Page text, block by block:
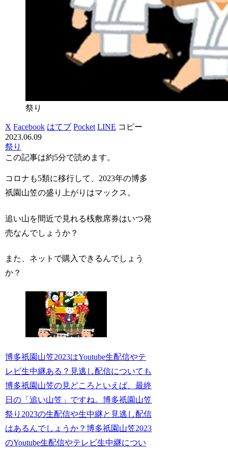
祭り
X Facebook はてブ Pocket LINE コピー
2023.06.09
祭り
この記事は約5分で読めます。
コロナも5類に移行して、2023年の博多
祇園山笠の盛り上がりはマックス。
追い山を間近で見れる桟敷席券はいつ発
売なんでしょうか？
また、ネットで購入できるんでしょう
か？
博多祇園山笠2023はYoutube生配信やテ
レビ生中継ある？見逃し配信についても
博多祇園山笠の見どころといえば、最終
日の「追い山笠」ですね。博多祇園山笠
祭り2023の生配信や生中継と見逃し配信
はあるんでしょうか？博多祇園山笠2023
のYoutube生配信やテレビ生中継につい